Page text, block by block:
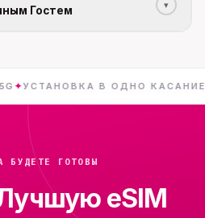
Гостем ▾
В ОДНО КАСАНИЕ✦
БУДЕТЕ ГОТОВЫ
eSIM